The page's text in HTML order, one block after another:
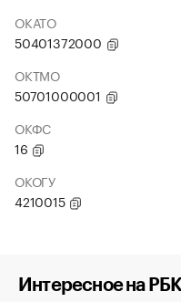
ОКАТО
50401372000
ОКТМО
50701000001
ОКФС
16
ОКОГУ
4210015
Интересное на